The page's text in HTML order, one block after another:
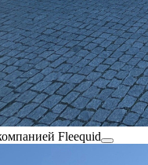
Fleequid